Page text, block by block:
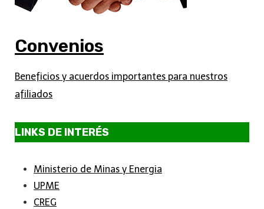
Convenios
Beneficios y acuerdos importantes para nuestros
afiliados
LINKS DE INTERÉS
Ministerio de Minas y Energia
UPME
CREG